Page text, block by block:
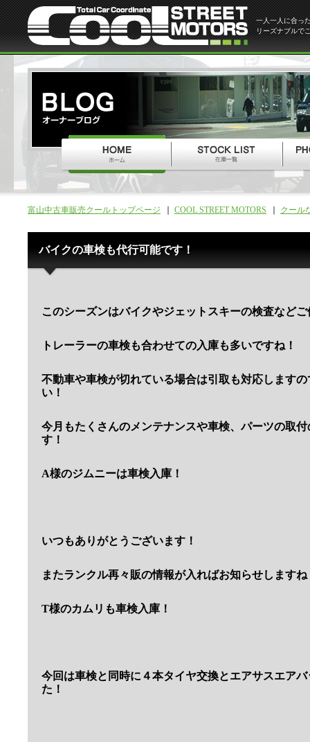
一人一人に合っ
リーズナブルで
富山中古車販売クールトップページ COOL STREET MOTORS クール
バイクの車検も代行可能です！
このシーズンはバイクやジェットスキーの検査など
トレーラーの車検も合わせての入庫も多いですね！
不動車や車検が切れている場合は引取も対応します
い！
今月もたくさんのメンテナンスや車検、パーツの取
す！
A様のジムニーは車検入庫！
いつもありがとうございます！
またランクル再々販の情報が入ればお知らせしますね
T様のカムリも車検入庫！
今回は車検と同時に４本タイヤ交換とエアサスエア
た！